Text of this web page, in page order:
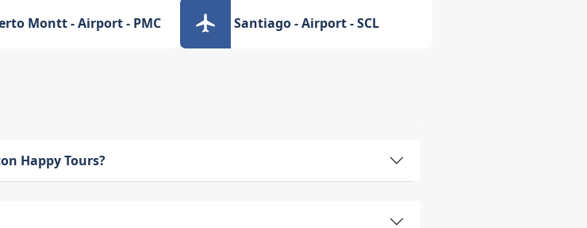
Montt - Airport - PMC Santiago - Airport - SCL
Happy Tours?